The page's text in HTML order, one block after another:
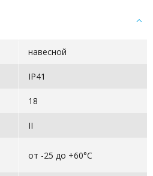
навесной
IP41
18
II
от -25 до +60°С